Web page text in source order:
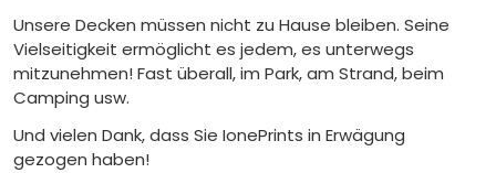
Unsere Decken müssen nicht zu Hause bleiben. Seine
Vielseitigkeit ermöglicht es jedem, es unterwegs
mitzunehmen! Fast überall, im Park, am Strand, beim
Camping usw.
Und vielen Dank, dass Sie IonePrints in Erwägung
gezogen haben!